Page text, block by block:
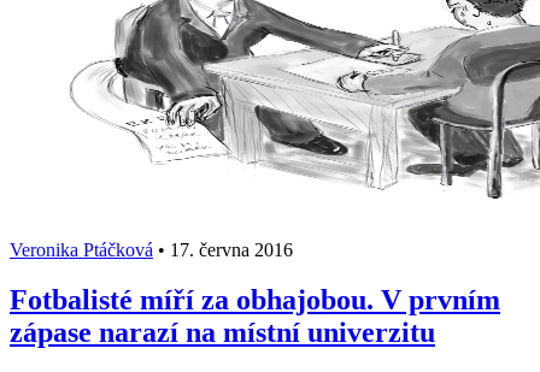
Veronika Ptáčková • 17. června 2016
Fotbalisté míří za obhajobou. V prvním
zápase narazí na místní univerzitu